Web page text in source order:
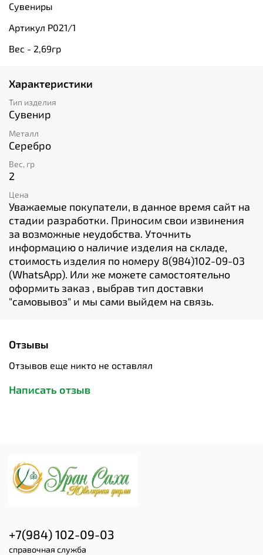
Сувениры
Артикул Р021/1
Вес - 2,69гр
Характеристики
Тип изделия
Сувенир
Металл
Серебро
Вес, гр
2
Цена
Уважаемые покупатели, в данное время сайт на
стадии разработки. Приносим свои извинения
за возможные неудобства. Уточнить
информацию о наличие изделия на складе,
стоимость изделия по номеру 8(984)102-09-03
(WhatsApp). Или же можете самостоятельно
оформить заказ , выбрав тип доставки
"cамовывоз" и мы сами выйдем на связь.
Отзывы
Отзывов еще никто не оставлял
Написать отзыв
+7(984) 102-09-03
справочная служба